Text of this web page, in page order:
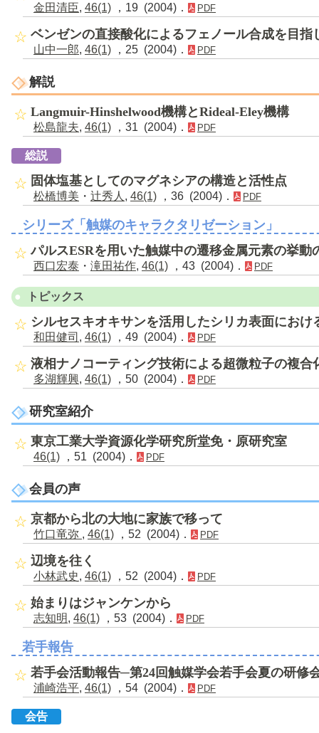
金田清臣, 46(1) ，19 (2004)． PDF
ベンゼンの直接酸化によるフェノール合成を目指
山中一郎, 46(1) ，25 (2004)． PDF
解説
Langmuir-Hinshelwood機構とRideal-Eley機構
松島龍夫, 46(1) ，31 (2004)． PDF
総説
固体塩基としてのマグネシアの構造と活性点
松橋博美 ・ 辻秀人 , 46(1) ，36 (2004)． PDF
シリーズ「触媒のキャラクタリゼーション」
パルスESRを用いた触媒中の遷移金属元素の挙動
西口宏泰 ・ 滝田祐作, 46(1) ，43 (2004)． PDF
トピックス
シルセスキオキサンを活用したシリカ表面におけ
和田健司 , 46(1) ，49 (2004)． PDF
液相ナノコーティング技術による超微粒子の複合
多湖輝興, 46(1) ，50 (2004)． PDF
研究室紹介
東京工業大学資源化学研究所堂免・原研究室
46(1) ，51 (2004)． PDF
会員の声
京都から北の大地に家族で移って
竹口竜弥 , 46(1) ，52 (2004)． PDF
辺境を往く
小林武史, 46(1) ，52 (2004)． PDF
始まりはジャンケンから
志知明, 46(1) ，53 (2004)． PDF
若手報告
若手会活動報告─第24回触媒学会若手会夏の研修
浦崎浩平, 46(1) ，54 (2004)． PDF
会告